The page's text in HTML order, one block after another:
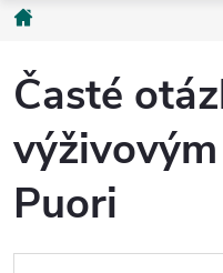
Domov
Časté
Puori